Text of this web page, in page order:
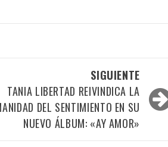
SIGUIENTE
TANIA LIBERTAD REIVINDICA LA
DEL SENTIMIENTO EN SU
NUEVO ÁLBUM: «AY AMOR»